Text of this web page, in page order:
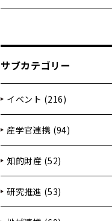
サブカテゴリー
イベント (216)
産学官連携 (94)
知的財産 (52)
研究推進 (53)